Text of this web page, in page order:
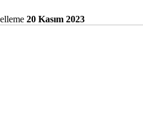
20 Kasım 2023